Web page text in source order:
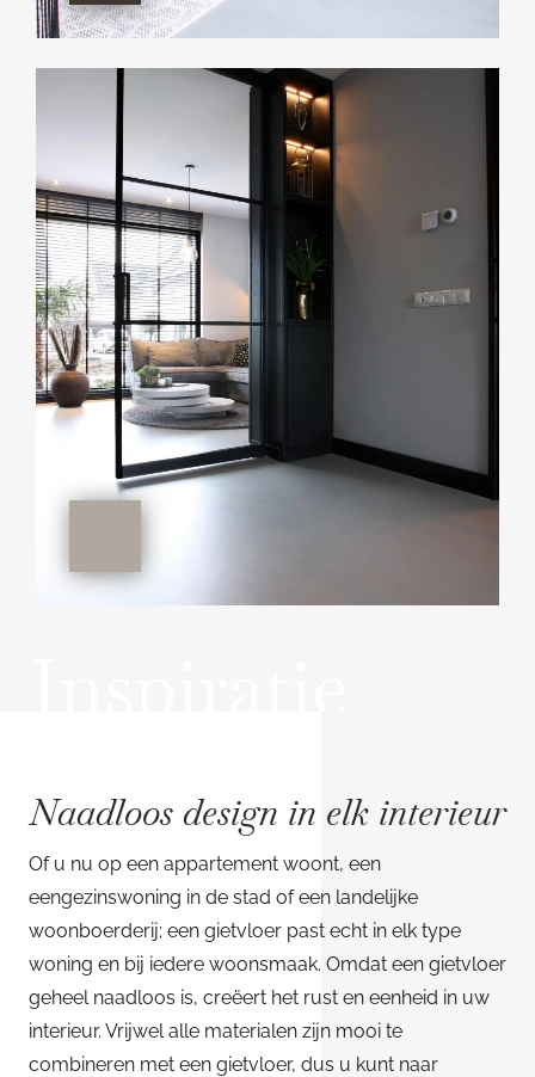
Naadloos design in elk interieur
Of u nu op een appartement woont, een
eengezinswoning in de stad of een landelijke
woonboerderij; een gietvloer past echt in elk type
woning en bij iedere woonsmaak. Omdat een gietvloer
geheel naadloos is, creëert het rust en eenheid in uw
interieur. Vrijwel alle materialen zijn mooi te
combineren met een gietvloer, dus u kunt naar